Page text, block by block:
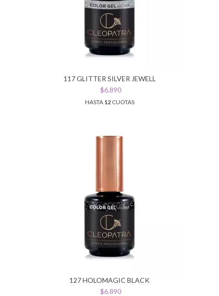
117 GLITTER SILVER JEWELL
$6.890
HASTA 12CUOTAS
127 HOLOMAGIC BLACK
$6.890